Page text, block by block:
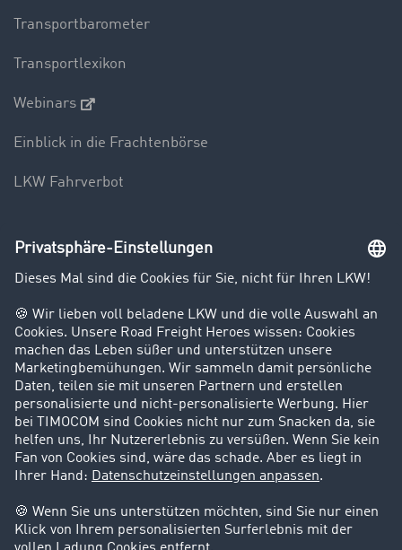
Transportbarometer
Transportlexikon
Webinars
Einblick in die Frachtenbörse
LKW Fahrverbot
Unternehmen
Kunden werben Kunden
Success Stories
Karriere
Support
Kontakt
Rechtliches
Impressum